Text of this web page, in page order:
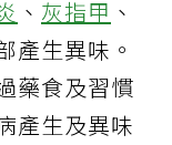
、 灰指甲 、
產生異味。
藥食及習慣
產生及異味